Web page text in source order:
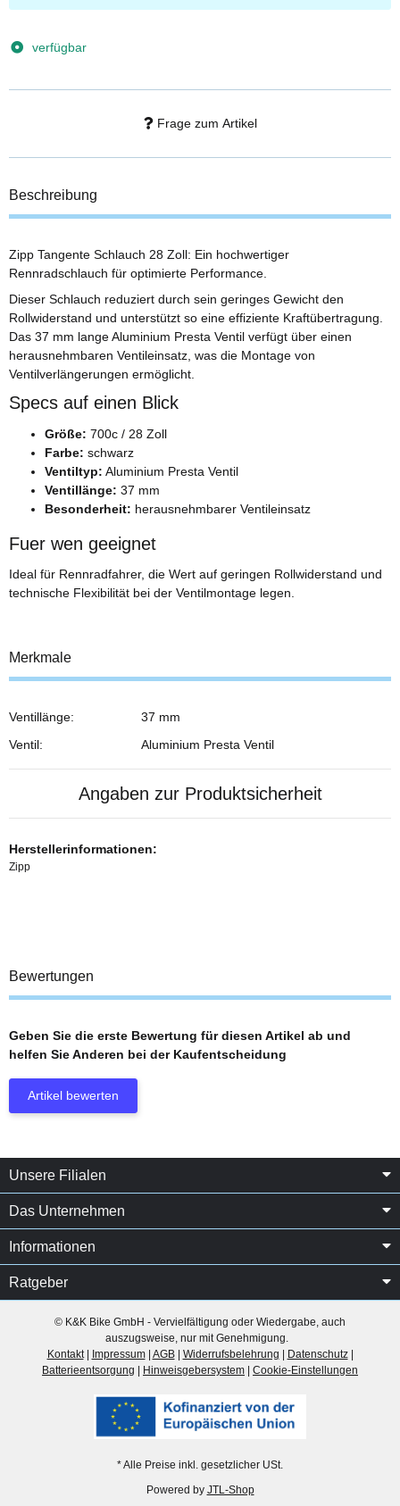
verfügbar
Frage zum Artikel
Beschreibung
Zipp Tangente Schlauch 28 Zoll: Ein hochwertiger
Rennradschlauch für optimierte Performance.
Dieser Schlauch reduziert durch sein geringes Gewicht den
Rollwiderstand und unterstützt so eine effiziente Kraftübertragung.
Das 37 mm lange Aluminium Presta Ventil verfügt über einen
herausnehmbaren Ventileinsatz, was die Montage von
Ventilverlängerungen ermöglicht.
Specs auf einen Blick
Größe: 700c / 28 Zoll
Farbe: schwarz
Ventiltyp: Aluminium Presta Ventil
Ventillänge: 37 mm
Besonderheit: herausnehmbarer Ventileinsatz
Fuer wen geeignet
Ideal für Rennradfahrer, die Wert auf geringen Rollwiderstand und
technische Flexibilität bei der Ventilmontage legen.
Merkmale
Ventillänge:
37 mm
Ventil:
Aluminium Presta Ventil
Angaben zur Produktsicherheit
Herstellerinformationen:
Zipp
Bewertungen
Geben Sie die erste Bewertung für diesen Artikel ab und
helfen Sie Anderen bei der Kaufentscheidung
Artikel bewerten
Unsere Filialen
Das Unternehmen
Informationen
Ratgeber
© K&K Bike GmbH - Vervielfältigung oder Wiedergabe, auch
auszugsweise, nur mit Genehmigung.
Kontakt| Impressum| AGB| Widerrufsbelehrung Datenschutz|
Batterieentsorgung
Hinweisgebersystem Cookie-Einstellungen
* Alle Preise inkl. gesetzlicher USt.
Powered by JTL-Shop